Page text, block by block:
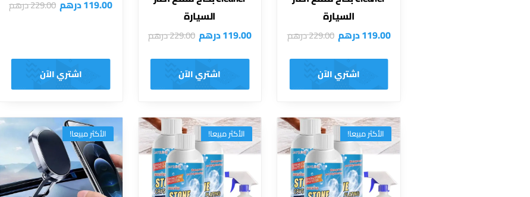
السيارة
119.00درهم 229.00درهم
اشتري الآن
السيارة
119.00درهم 229.00درهم
اشتري الآن
119.00درهم 229.00درهم
اشتري الآن
الأكثر مبيعا! الأكثر مبيعا! الأكثر مبيعا!